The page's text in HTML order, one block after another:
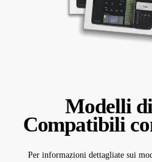
Modelli
Compatibili
Per informazioni dettagliate sui